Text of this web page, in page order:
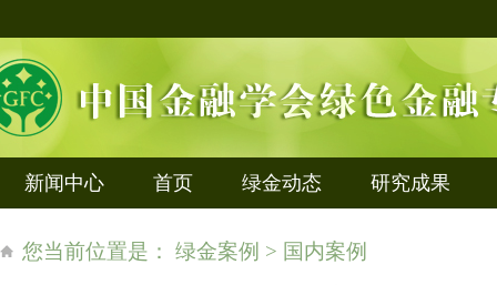
新闻中心 首页 绿金动态 研究成果
您当前位置是： 绿金案例 > 国内案例